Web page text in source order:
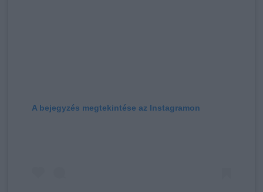
A bejegyzés megtekintése az Instagramon